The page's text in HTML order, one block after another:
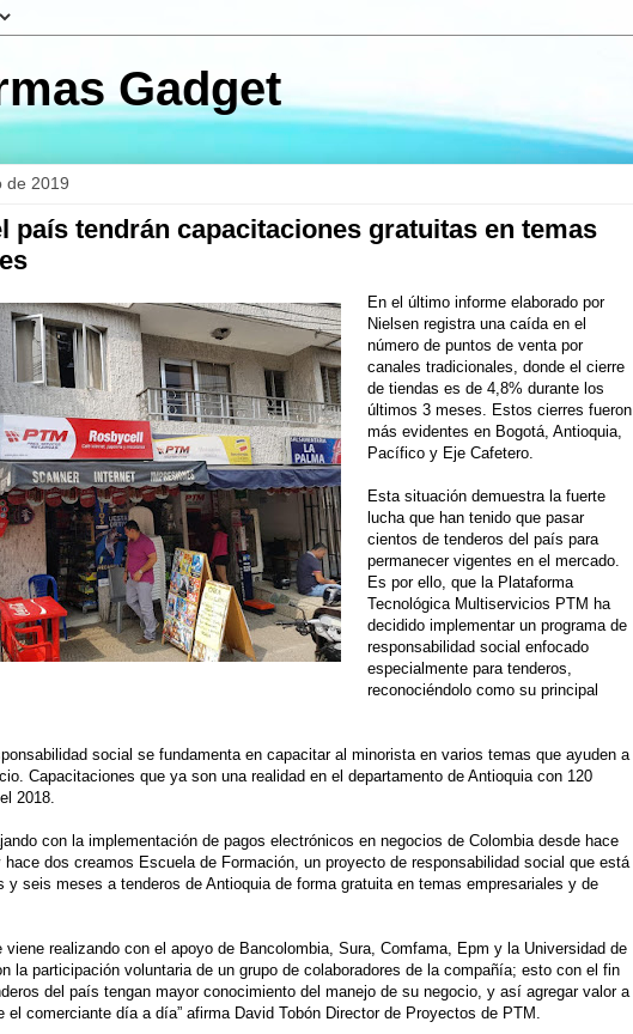
Gadget
de 2019
país tendrán capacitaciones gratuitas en temas
En el último informe elaborado por
Nielsen registra una caída en el
número de puntos de venta por
canales tradicionales, donde el cierre
de tiendas es de 4,8% durante los
últimos 3 meses. Estos cierres fueron
más evidentes en Bogotá, Antioquia,
Pacífico y Eje Cafetero.
Esta situación demuestra la fuerte
lucha que han tenido que pasar
cientos de tenderos del país para
permanecer vigentes en el mercado.
Es por ello, que la Plataforma
Tecnológica Multiservicios PTM ha
decidido implementar un programa de
responsabilidad social enfocado
especialmente para tenderos,
reconociéndolo como su principal
social se fundamenta en capacitar al minorista en varios temas que ayuden a
Capacitaciones que ya son una realidad en el departamento de Antioquia con 120
2018.
con la implementación de pagos electrónicos en negocios de Colombia desde hace
dos creamos Escuela de Formación, un proyecto de responsabilidad social que está
y seis meses a tenderos de Antioquia de forma gratuita en temas empresariales y de
viene realizando con el apoyo de Bancolombia, Sura, Comfama, Epm y la Universidad de
la participación voluntaria de un grupo de colaboradores de la compañía; esto con el fin
del país tengan mayor conocimiento del manejo de su negocio, y así agregar valor a
el comerciante día a día” afirma David Tobón Director de Proyectos de PTM.